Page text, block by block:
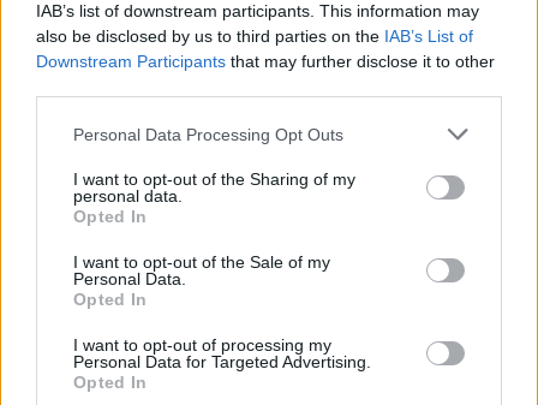
IAB’s list of downstream participants. This information may
also be disclosed by us to third parties on the IAB’s List of
Downstream Participants that may further disclose it to other
Personal Data Processing Opt Outs
I want to opt-out of the Sharing of my
personal data.
Opted In
I want to opt-out of the Sale of my
Personal Data.
Opted In
I want to opt-out of processing my
Personal Data for Targeted Advertising.
Opted In
kad man asmeniškai ji patinka. Man tokia yra
geriau nei šūdina žolė. Jeigu nori žaisti
futbolą, jau geriau tas kamuolys skries
greičiau, nei šokinės į užribį. Niekas
niekada nesiskundžia, stengiasi, rūbinėje
dainuoja, šoka – čia yra svarbiausia“, – apie
dirbtinę Vilniaus žolę kalbėjo „Hajduk“
treneris Gonzalo Garcia.
Paklaustas apie stadiono atmosferą 42-ejų